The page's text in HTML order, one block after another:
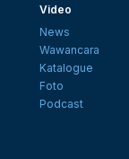
Video
News
Wawancara
Katalogue
Foto
Podcast